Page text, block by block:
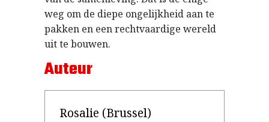
weg om de diepe ongelijkheid aan te
pakken en een rechtvaardige wereld
uit te bouwen.
Auteur
Rosalie (Brussel)